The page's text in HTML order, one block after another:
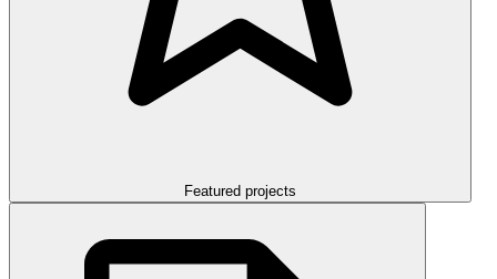
Featured projects